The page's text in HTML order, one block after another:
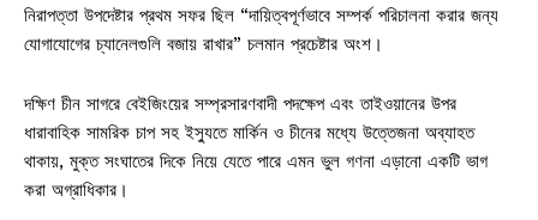
নিরাপত্তা উপদেষ্টার প্রথম সফর ছিল “দায়িত্বপূর্ণভাবে সম্পর্ক পরিচালনা করার জন্য
যোগাযোগের চ্যানেলগুলি বজায় রাখার” চলমান প্রচেষ্টার অংশ।
দক্ষিণ চীন সাগরে বেইজিংয়ের সম্প্রসারণবাদী পদক্ষেপ এবং তাইওয়ানের উপর
ধারাবাহিক সামরিক চাপ সহ ইস্যুতে মার্কিন ও চীনের মধ্যে উত্তেজনা অব্যাহত
থাকায়, মুক্ত সংঘাতের দিকে নিয়ে যেতে পারে এমন ভুল গণনা এড়ানো একটি ভাগ
করা অগ্রাধিকার।